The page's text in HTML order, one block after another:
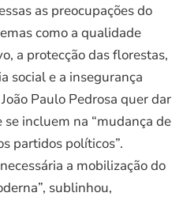
as preocupações do
como a qualidade
a protecção das florestas,
social e a insegurança
Paulo Pedrosa quer dar
incluem na “mudança de
partidos políticos”.
a mobilização do
sublinhou,